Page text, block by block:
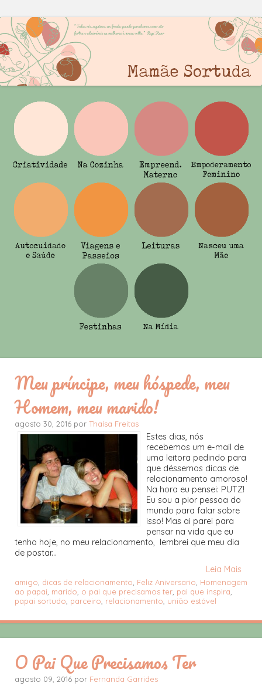
Meu príncipe, meu hóspede, meu
Homem, meu marido!
agosto 30, 2016 por Thaísa Freitas
Estes dias, nós
recebemos um e-mail de
uma leitora pedindo para
que déssemos dicas de
relacionamento amoroso!
Na hora eu pensei: PUTZ!
Eu sou a pior pessoa do
mundo para falar sobre
isso! Mas ai parei para
pensar na vida que eu
tenho hoje, no meu relacionamento, lembrei que meu dia
de postar...
Leia Mais
amigo dicas de relacionamento Feliz Aniversario Homenagem
ao papai marido o pai que precisamos ter pai que inspira
papai sortudo parceiro relacionamento união estável
O Pai Que Precisamos Ter
agosto 09, 2016 por Fernanda Garrides